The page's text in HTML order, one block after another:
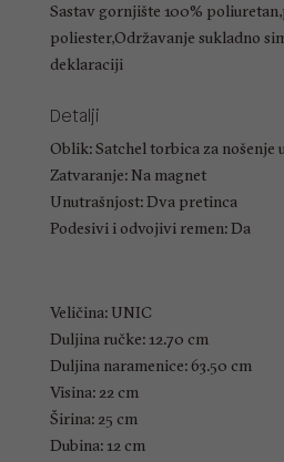
Sastav gornjište 100%
poliester,Održavanje sukladno
deklaraciji
Detalji
Oblik: Satchel torbica za nošenje
Zatvaranje: Na magnet
Unutrašnjost: Dva pretinca
Podesivi i odvojivi remen: Da
Veličina: UNIC
Duljina ručke: 12.70 cm
Duljina naramenice: 63.50 cm
Visina: 22 cm
Širina: 25 cm
Dubina: 12 cm